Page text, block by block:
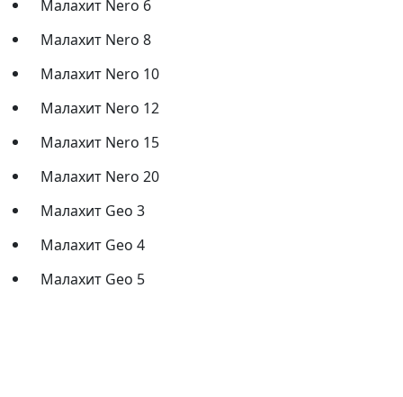
Малахит Nero 6
Малахит Nero 8
Малахит Nero 10
Малахит Nero 12
Малахит Nero 15
Малахит Nero 20
Малахит Geo 3
Малахит Geo 4
Малахит Geo 5